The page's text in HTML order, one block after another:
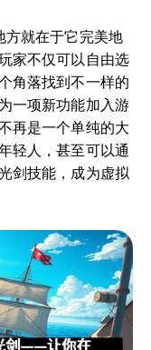
方就在于它完美地
家不仅可以自由选
角落找到不一样的
一项新功能加入游
再是一个单纯的大
轻人，甚至可以通
剑技能，成为虚拟